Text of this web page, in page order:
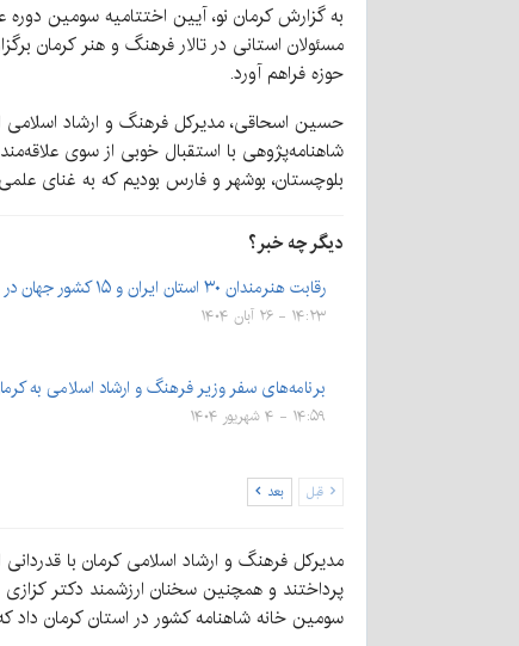
به گزارش کرمان نو، آیین اختتامیه سومین
مسئولان استانی در تالار فرهنگ و هنر کرمان
حوزه فراهم آورد.
حسین اسحاقی، مدیرکل فرهنگ و ارشاد اسلامی
شاهنامه‌پژوهی با استقبال خوبی از سوی
بلوچستان، بوشهر و فارس بودیم که به غنای
دیگر چه خبر؟
رقابت هنرمندان ۳۰ استان ایران و ۱۵ کشور جهان در پنج بخش…
۱۴:۲۳ - ۲۶ آبان ۱۴۰۴
برنامه‌های سفر وزیر فرهنگ و ارشاد اسلامی به
۱۴:۵۹ - ۴ شهریور ۱۴۰۴
قبل بعد
مدیرکل فرهنگ و ارشاد اسلامی کرمان با
پرداختند و همچنین سخنان ارزشمند دکتر
سومین خانه شاهنامه کشور در استان کرمان